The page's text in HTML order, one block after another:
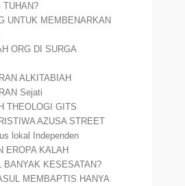
TUHAN?
UNTUK MEMBENARKAN
ORG DI SURGA
ALKITABIAH
Sejati
THEOLOGI GITS
AZUSA STREET
lokal Independen
EROPA KALAH
BANYAK KESESATAN?
MEMBAPTIS HANYA